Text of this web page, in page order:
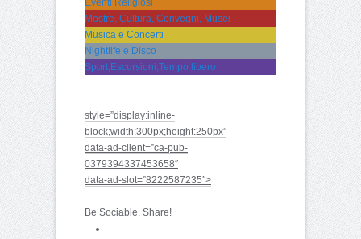
Eventi Religiosi
Mostre, Cultura, Convegni, Musei
Musica e Concerti
Nightlife e Disco
Sport,Escursioni,Tempo libero
style=”display:inline-
block;width:300px;height:250px”
data-ad-client=”ca-pub-
0379394337453658″
data-ad-slot=”8222587235″>
Be Sociable, Share!